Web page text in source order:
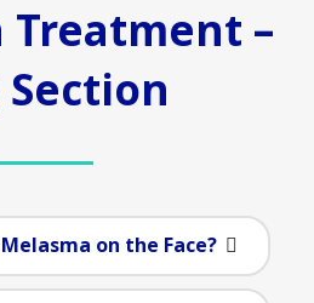
Treatment –
Section
on the Face?